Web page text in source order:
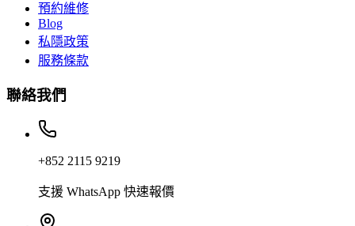
預約維修
Blog
私隱政策
服務條款
聯絡我們
+852 2115 9219
支援 WhatsApp 快速報價